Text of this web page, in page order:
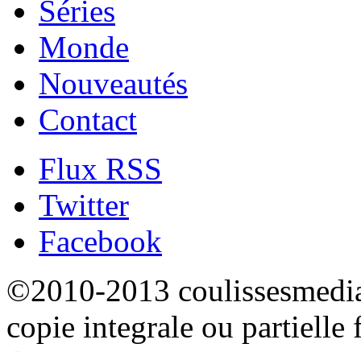
Séries
Monde
Nouveautés
Contact
Flux RSS
Twitter
Facebook
©2010-2013
copie integrale ou partielle